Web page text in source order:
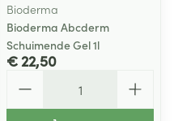
Bioderma
Bioderma Abcderm
Schuimende Gel 1l
€ 22,50